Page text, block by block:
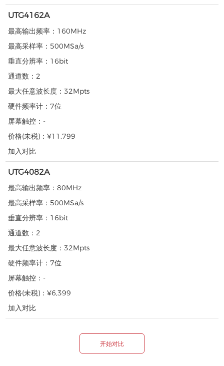
UTG4162A
最高输出频率： 160MHz
最高采样率：500MSa/s
垂直分辨率： 16bit
通道数：2
最大任意波长度：32Mpts
硬件频率计：7位
屏幕触控： -
价格(未税)：¥11,799
加入对比
UTG4082A
最高输出频率：80MHz
最高采样率：500MSa/s
垂直分辨率： 16bit
通道数：2
最大任意波长度：32Mpts
硬件频率计：7位
屏幕触控： -
价格(未税)：¥6,399
加入对比
开始对比